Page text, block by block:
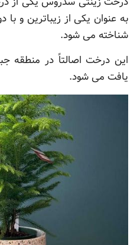
به عنوان یکی از زیباترین و با
شناخته می شود.
این درخت اصالتاً در منطقه
یافت می شود.